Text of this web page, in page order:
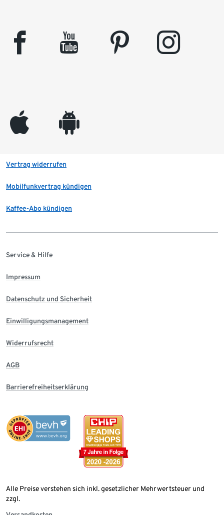
facebook youtube pinterest instagram
appleinc android
Vertrag widerrufen
Mobilfunkvertrag kündigen
Kaffee-Abo kündigen
Service & Hilfe
Impressum
Datenschutz und Sicherheit
Einwilligungsmanagement
Widerrufsrecht
AGB
Barrierefreiheitserklärung
Alle Preise verstehen sich inkl. gesetzlicher Mehrwertsteuer und
zzgl.